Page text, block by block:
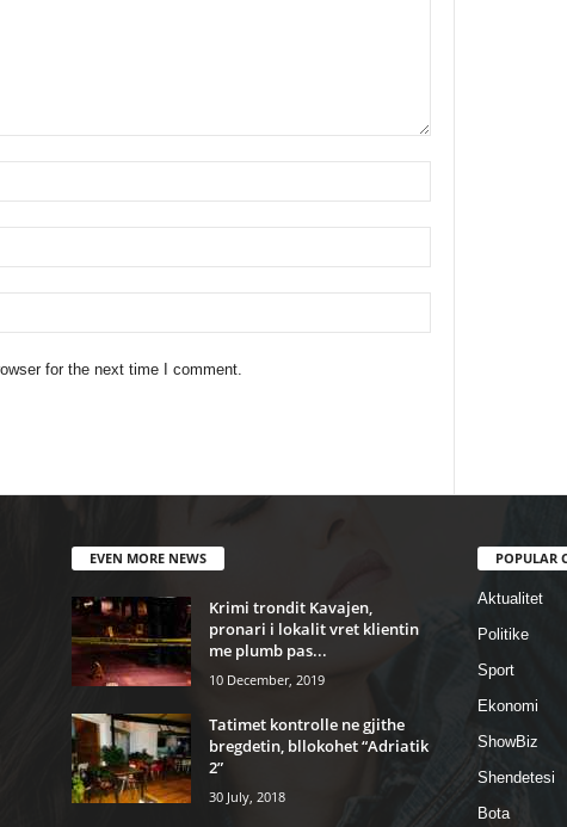
for the next time I comment.
EVEN MORE NEWS
Krimi trondit Kavajen,
pronari i lokalit vret klientin
me plumb pas...
10 December, 2019
Tatimet kontrolle ne gjithe
bregdetin, bllokohet “Adriatik
2”
30 July, 2018
POPULAR
Aktualitet
Politike
Sport
Ekonomi
ShowBiz
Shendetesi
Bota